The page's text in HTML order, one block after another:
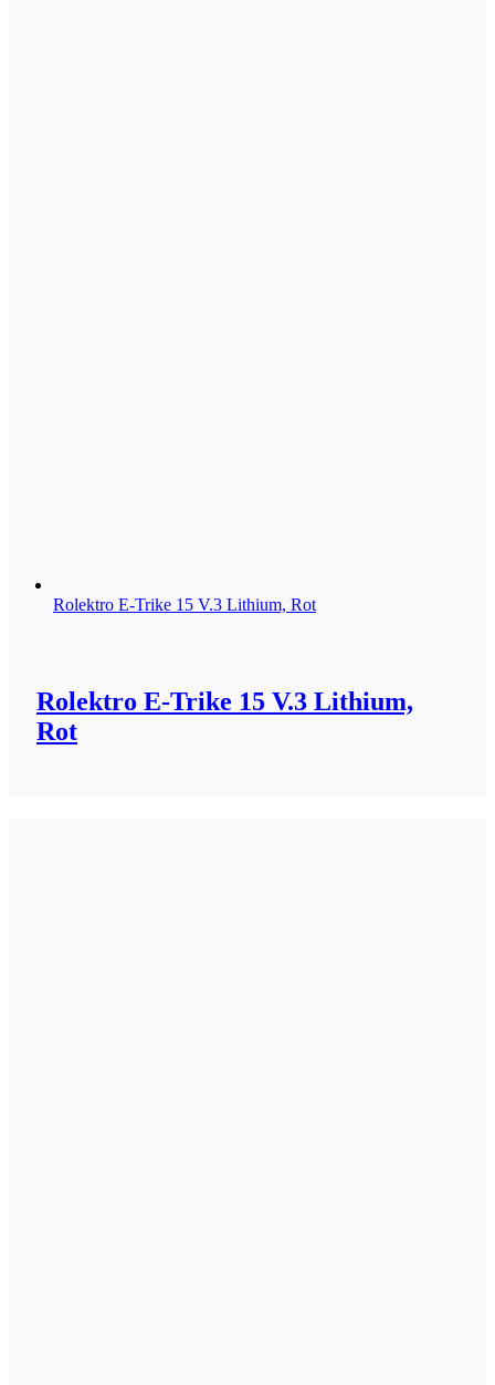
Rolektro E-Trike 15 V.3 Lithium, Rot
Rolektro E-Trike 15 V.3 Lithium,
Rot